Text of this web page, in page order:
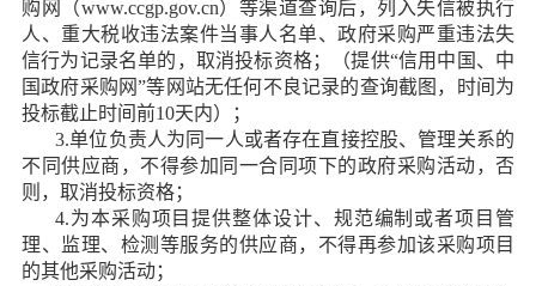
购网（www.ccgp.gov.cn）等渠道查询后，列入失信被执行
人、重大税收违法案件当事人名单、政府采购严重违法失
信行为记录名单的，取消投标资格；（提供“信用中国、中
国政府采购网”等网站无任何不良记录的查询截图，时间为
投标截止时间前10天内）；
3.单位负责人为同一人或者存在直接控股、管理关系的
不同供应商 ，不得参加同一合同项下的政府采购活动，否
则，取消投标资格；
4.为本采购项目提供整体设计、规范编制或者项目管
理、监理、检测等服务的供应商，不得再参加该采购项目
的其他采购活动；